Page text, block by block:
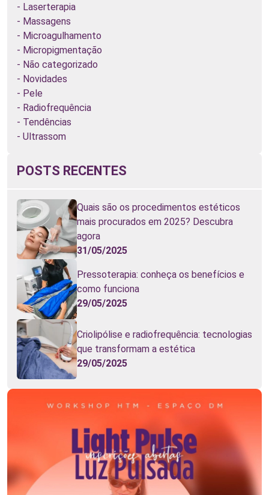
Laserterapia
Massagens
Microagulhamento
Micropigmentação
Não categorizado
Novidades
Pele
Radiofrequência
Tendências
Ultrassom
POSTS RECENTES
Quais são os procedimentos estéticos
mais procurados em 2025? Descubra
agora
31/05/2025
Pressoterapia: conheça os benefícios e
como funciona
29/05/2025
Criolipólise e radiofrequência: tecnologias
que transformam a estética
29/05/2025